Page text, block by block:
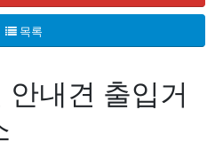
을 지금 바로 의뢰하세요
을 지금 바로 의뢰하세요
목록
내견 출입거